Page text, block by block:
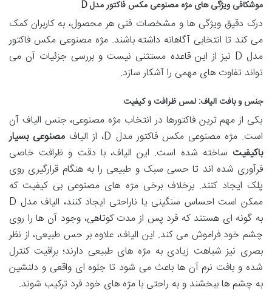
موشکافی ویژگی های مژه مصنوعی مکس فاکتور مدل D
درک دقیق ویژگی ها و مشخصات فنی هر محصول، به کاربران کمک
می کند تا انتخابی آگاهانه داشته باشند. مژه مصنوعی مکس فاکتور
مدل D نیز از این قاعده مستثنی نیست و بررسی جزئیات آن می
تواند تفاوت های مهمی را آشکار سازد.
جنس و بافت الیاف: لمس ظرافت و کیفیت
یکی از مهم ترین فاکتورها در انتخاب مژه مصنوعی، جنس الیاف آن
است. مژه مصنوعی مکس فاکتور مدل D، از الیاف
مصنوعی بسیار
باکیفیت ساخته شده است. این الیاف، با دقت و ظرافت خاصی
فرآوری شده اند تا حسی سبک و طبیعی را به هنگام قرارگیری روی
پلک ایجاد کنند. برخلاف برخی مژه های مصنوعی بی کیفیت که
ممکن است احساس سنگینی یا ناراحتی ایجاد کنند، الیاف مدل D
به گونه ای هستند که فرد پس از مدت کوتاهی، وجود آن ها را روی
چشم خود فراموش می کند. این الیاف، علاوه بر حس طبیعی، از نظر
بصری نیز شباهت زیادی به مژه های طبیعی دارند؛ براقیت کنترل
شده و بافت نرم آن ها باعث می شود تا جلوه ای واقعی و دلنشین
به چشم ها ببخشند و به راحتی با مژه های خود فرد ترکیب شوند.